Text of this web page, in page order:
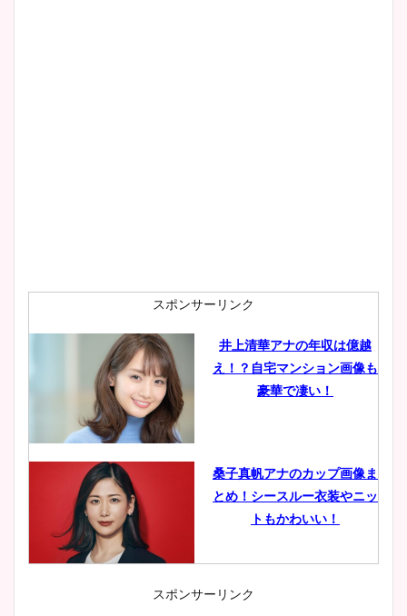
スポンサーリンク
井上清華アナの年収は億越
え！？自宅マンション画像も
豪華で凄い！
桑子真帆アナのカップ画像ま
とめ！シースルー衣装やニッ
トもかわいい！
小室瑛莉子のカップ画像まと
スポンサーリンク